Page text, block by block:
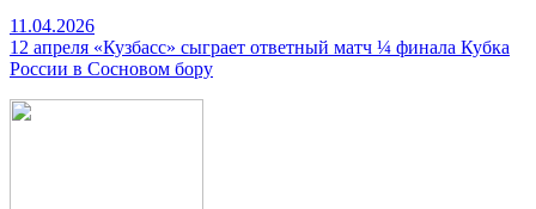
11.04.2026
12 апреля «Кузбасс» сыграет ответный матч ¼ финала Кубка
России в Сосновом бору